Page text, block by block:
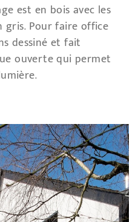
est en bois avec les
gris. Pour faire office
dessiné et fait
ouverte qui permet